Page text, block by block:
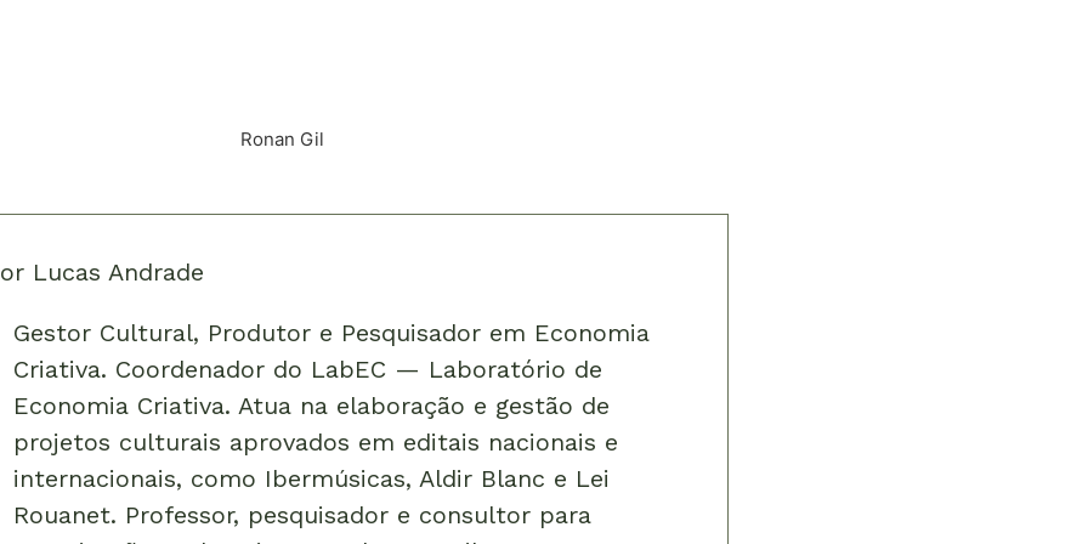
Lucas Andrade
Gestor Cultural, Produtor e Pesquisador em Economia
Criativa. Coordenador do LabEC — Laboratório de
Economia Criativa. Atua na elaboração e gestão de
projetos culturais aprovados em editais nacionais e
internacionais, como Ibermúsicas, Aldir Blanc e Lei
Rouanet. Professor, pesquisador e consultor para